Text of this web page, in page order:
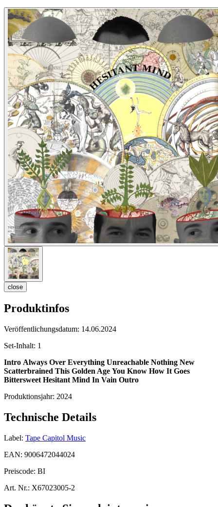
close
Produktinfos
Veröffentlichungsdatum: 14.06.2024
Set-Inhalt: 1
Intro Always Over Everything Unreachable Nothing New
Scatterbrained This Golden Age You Know How It Goes
Bittersweet Hesitant Mind In Vain Outro
Produktionsjahr: 2024
Technische Details
Label: Tape Capitol Music
EAN: 9006472044024
Preiscode: BI
Art. Nr.: X67023005-2